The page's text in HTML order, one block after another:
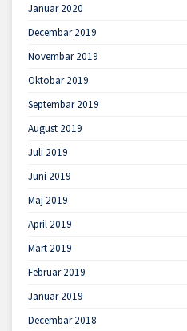
Januar 2020
Decembar 2019
Novembar 2019
Oktobar 2019
Septembar 2019
August 2019
Juli 2019
Juni 2019
Maj 2019
April 2019
Mart 2019
Februar 2019
Januar 2019
Decembar 2018